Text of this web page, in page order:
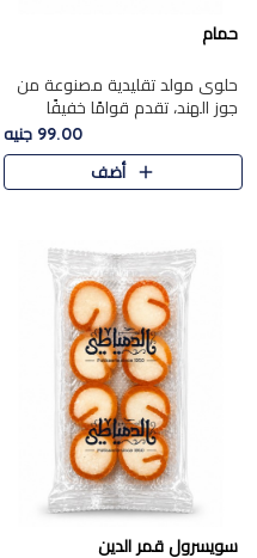
حمام
حلوى مولد تقليدية مصنوعة من
جوز الهند، تقدم قوامًا خفيفًا
ونكهة شرقية أصيلة تجسد روح
الـموسم الأعياد.
99.00 جنيه
أضف
سويسرول قمر الدين